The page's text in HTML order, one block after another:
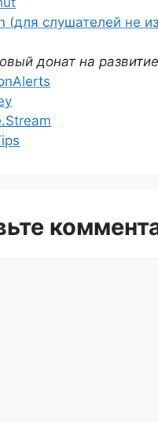
(для слушателей не
донат на